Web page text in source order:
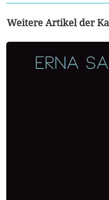
Weitere Artikel der